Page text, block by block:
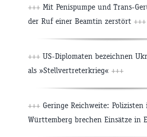
+++ Mit Penispumpe und Trans-
der Ruf einer Beamtin zerstört +++
+++ US-Diplomaten bezeichnen
als »Stellvertreterkrieg« +++
+++ Geringe Reichweite: Polizisten
Württemberg brechen Einsätze in